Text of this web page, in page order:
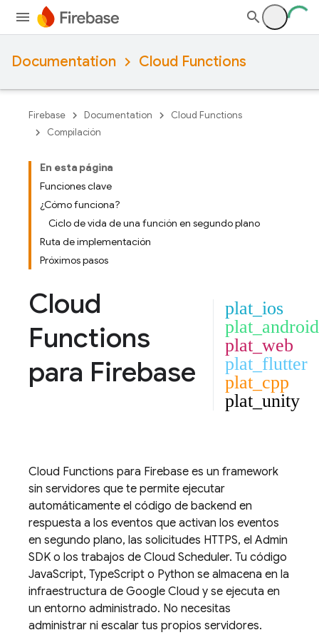
Documentation Cloud Functions
Firebase Documentation
Cloud Functions
Compilación
En esta página
Funciones clave
¿Cómo funciona?
Ciclo de vida de una función en segundo plano
Ruta de implementación
Próximos pasos
Cloud
Functions
para Firebase
plat_ios
plat_android
plat_web
plat_flutter
plat_cpp
plat_unity
Cloud Functions para Firebase es un framework
sin servidores que te permite ejecutar
automáticamente el código de backend en
respuesta a los eventos que activan los eventos
en segundo plano, las solicitudes HTTPS, el Admin
SDK o los trabajos de Cloud Scheduler. Tu código
JavaScript, TypeScript o Python se almacena en la
infraestructura de Google Cloud y se ejecuta en
un entorno administrado. No necesitas
administrar ni escalar tus propios servidores.